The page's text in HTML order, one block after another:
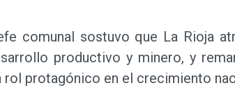
comunal sostuvo que La Rioja
productivo y minero, y
rol protagónico en el crecimiento